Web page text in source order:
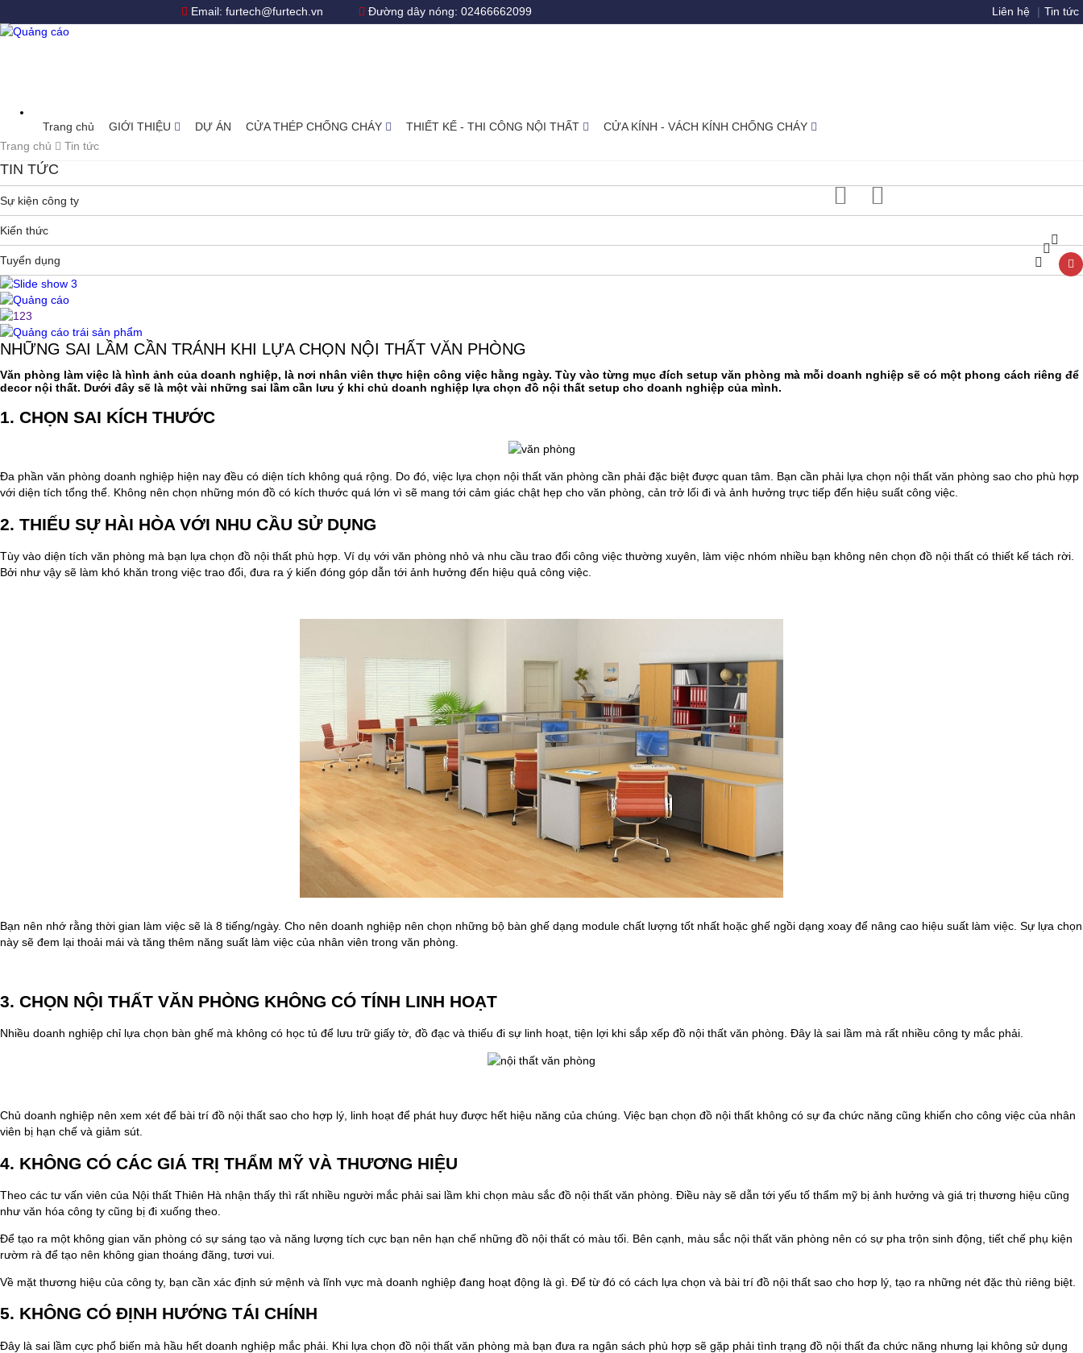
Email: furtech@furtech.vn Đường dây nóng: 02466662099 Liên hệ | Tin tức
Trang chủ GIỚI THIỆU DỰ ÁN CỬA THÉP CHỐNG CHÁY THIẾT KẾ - THI CÔNG NỘI THẤT
CỬA KÍNH - VÁCH KÍNH CHỐNG CHÁY
Trang chủ
Tin tức
TIN TỨC
Sự kiện công ty
Kiến thức
Tuyển dụng
NHỮNG SAI LẦM CẦN TRÁNH KHI LỰA CHỌN NỘI THẤT VĂN PHÒNG
Văn phòng làm việc là hình ảnh của doanh nghiệp, là nơi nhân viên thực hiện công việc hằng ngày. Tùy vào từng mục đích setup văn phòng mà mỗi doanh nghiệp sẽ có một phong cách riêng để
decor nội thất. Dưới đây sẽ là một vài những sai lầm cần lưu ý khi chủ doanh nghiệp lựa chọn đồ nội thất setup cho doanh nghiệp của mình.
1. CHỌN SAI KÍCH THƯỚC
Đa phần văn phòng doanh nghiệp hiện nay đều có diện tích không quá rộng. Do đó, việc lựa chọn nội thất văn phòng cần phải đặc biệt được quan tâm. Bạn cần phải lựa chọn nội thất văn phòng sao cho phù hợp
với diện tích tổng thể. Không nên chọn những món đồ có kích thước quá lớn vì sẽ mang tới cảm giác chật hẹp cho văn phòng, cản trở lối đi và ảnh hưởng trực tiếp đến hiệu suất công việc.
2. THIẾU SỰ HÀI HÒA VỚI NHU CẦU SỬ DỤNG
Tùy vào diện tích văn phòng mà bạn lựa chọn đồ nội thất phù hợp. Ví dụ với văn phòng nhỏ và nhu cầu trao đổi công việc thường xuyên, làm việc nhóm nhiều bạn không nên chọn đồ nội thất có thiết kế tách rời.
Bởi như vậy sẽ làm khó khăn trong việc trao đổi, đưa ra ý kiến đóng góp dẫn tới ảnh hưởng đến hiệu quả công việc.
Bạn nên nhớ rằng thời gian làm việc sẽ là 8 tiếng/ngày. Cho nên doanh nghiệp nên chọn những bộ bàn ghế dạng module chất lượng tốt nhất hoặc ghế ngồi dạng xoay để nâng cao hiệu suất làm việc. Sự lựa chọn
này sẽ đem lại thoải mái và tăng thêm năng suất làm việc của nhân viên trong văn phòng.
3. CHỌN NỘI THẤT VĂN PHÒNG KHÔNG CÓ TÍNH LINH HOẠT
Nhiều doanh nghiệp chỉ lựa chọn bàn ghế mà không có học tủ để lưu trữ giấy tờ, đồ đạc và thiếu đi sự linh hoạt, tiện lợi khi sắp xếp đồ nội thất văn phòng. Đây là sai lầm mà rất nhiều công ty mắc phải.
Chủ doanh nghiệp nên xem xét để bài trí đồ nội thất sao cho hợp lý, linh hoạt để phát huy được hết hiệu năng của chúng. Việc bạn chọn đồ nội thất không có sự đa chức năng cũng khiến cho công việc của nhân
viên bị hạn chế và giảm sút.
4. KHÔNG CÓ CÁC GIÁ TRỊ THẨM MỸ VÀ THƯƠNG HIỆU
Theo các tư vấn viên của Nội thất Thiên Hà nhận thấy thì rất nhiều người mắc phải sai lầm khi chọn màu sắc đồ nội thất văn phòng. Điều này sẽ dẫn tới yếu tố thẩm mỹ bị ảnh hưởng và giá trị thương hiệu cũng
như văn hóa công ty cũng bị đi xuống theo.
Để tạo ra một không gian văn phòng có sự sáng tạo và năng lượng tích cực bạn nên hạn chế những đồ nội thất có màu tối. Bên cạnh, màu sắc nội thất văn phòng nên có sự pha trộn sinh động, tiết chế phụ kiện
rườm rà để tạo nên không gian thoáng đãng, tươi vui.
Về mặt thương hiệu của công ty, bạn cần xác định sứ mệnh và lĩnh vực mà doanh nghiệp đang hoạt động là gì. Để từ đó có cách lựa chọn và bài trí đồ nội thất sao cho hơp lý, tạo ra những nét đặc thù riêng biệt.
5. KHÔNG CÓ ĐỊNH HƯỚNG TÁI CHÍNH
Đây là sai lầm cực phổ biến mà hầu hết doanh nghiệp mắc phải. Khi lựa chọn đồ nội thất văn phòng mà bạn đưa ra ngân sách phù hợp sẽ gặp phải tình trạng đồ nội thất đa chức năng nhưng lại không sử dụng